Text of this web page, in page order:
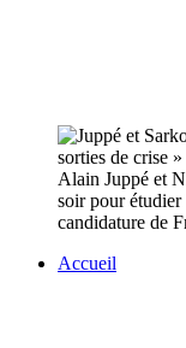
Alain Juppé et
soir pour étudier
candidature de
Accueil